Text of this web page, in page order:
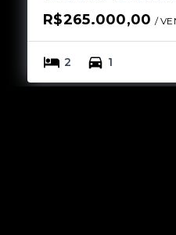
R$265.000,00 /
2 1